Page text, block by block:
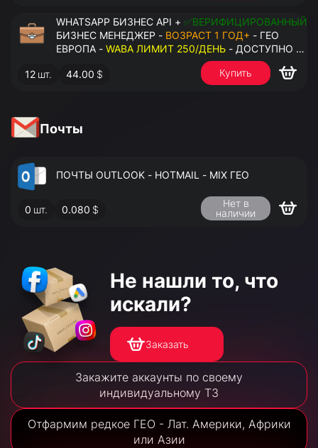
WHATSAPP БИЗНЕС API + ✅ВЕРИФИЦИРОВАННЫЙ
БИЗНЕС МЕНЕДЖЕР - ВОЗРАСТ 1 ГОД+ - ГЕО
ЕВРОПА - WABA ЛИМИТ 250/ДЕНЬ - ДОСТУПНО К
ПРИВЯЗКЕ ДО 2 НОМЕРОВ - ПРАВА
АДМИНИСТРАТОРА
12 шт. 44.00 $ Купить
Почты
ПОЧТЫ OUTLOOK - HOTMAIL - MIX ГЕО
0 шт. 0.080 $
Нет в
наличии
Не нашли то, что
искали?
Заказать
Закажите аккаунты по своему
индивидуальному ТЗ
Отфармим редкое ГЕО - Лат. Америки, Африки
или Азии